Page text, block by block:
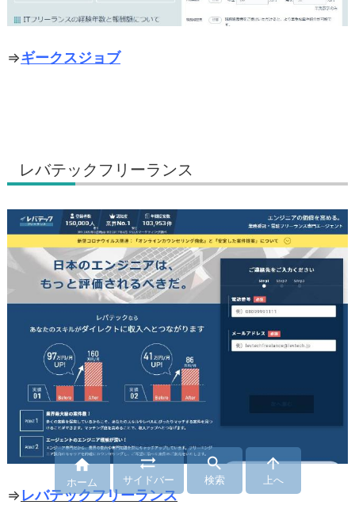
⇒ギークスジョブ
レバテックフリーランス
⇒レバテックフリーランス

ホーム

サイドバー

検索

上へ